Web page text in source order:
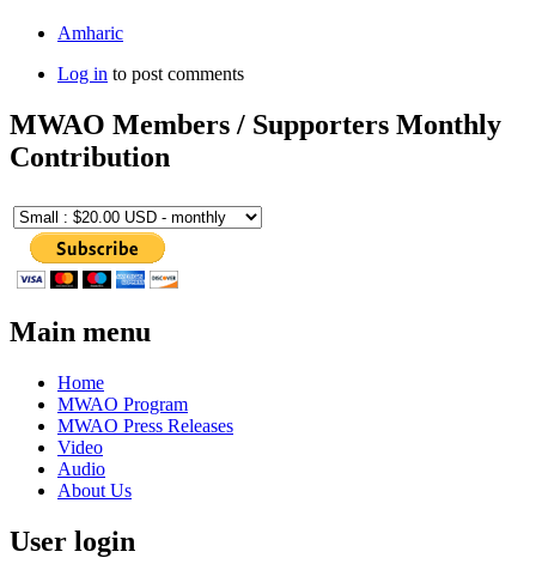
Amharic
Log in to post comments
MWAO Members / Supporters Monthly
Contribution
Main menu
Home
MWAO Program
MWAO Press Releases
Video
Audio
About Us
User login